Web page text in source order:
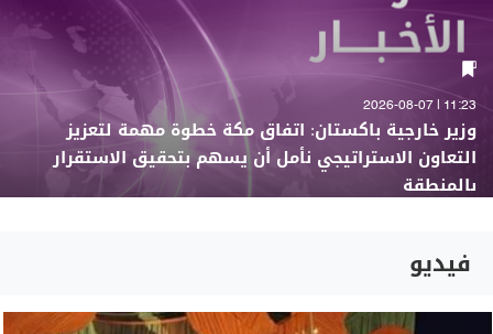
11:23 | 2026-08-07
وزير خارجية باكستان: اتفاق مكة خطوة مهمة لتعزيز
التعاون الاستراتيجي نأمل أن يسهم بتحقيق الاستقرار
بالمنطقة
فيديو